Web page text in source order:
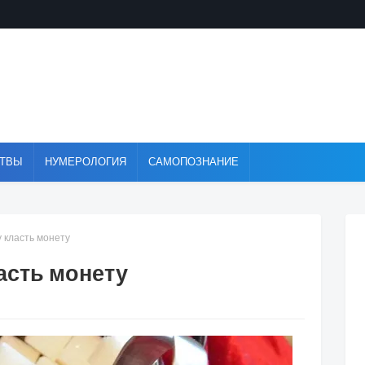
НУМЕРОЛОГИЯ САМОПОЗНАНИЕ
монету
монету